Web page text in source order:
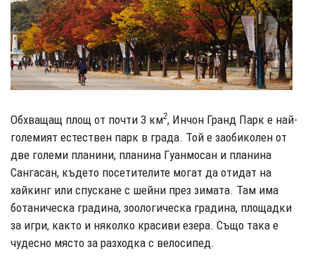
Обхващащ площ от почти 3 км2, Инчон Гранд Парк е най-
големият естествен парк в града. Той е заобиколен от
две големи планини, планина Гуанмосан и планина
Сангасан, където посетителите могат да отидат на
хайкинг или спускане с шейни през зимата. Там има
ботаническа градина, зоологическа градина, площадки
за игри, както и няколко красиви езера. Също така е
чудесно място за разходка с велосипед.